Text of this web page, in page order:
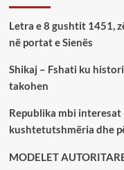
Letra e 8 gushtit 1451,
në portat e Sienës
Shikaj – Fshati ku
takohen
Republika mbi
kushtetutshmëria dhe
MODELET